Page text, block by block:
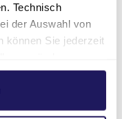
Technisch
der Auswahl von
können Sie jederzeit
in unserer